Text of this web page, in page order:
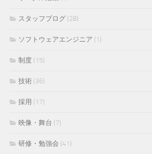
スタッフブログ (28)
ソフトウェアエンジニア (1)
制度 (15)
技術 (36)
採用 (17)
映像・舞台 (7)
研修・勉強会 (41)